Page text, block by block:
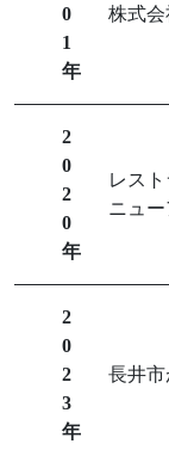
0
1
年
株式
2
0
2
0
年
レス
ニュ
2
0
2
3
年
長井市